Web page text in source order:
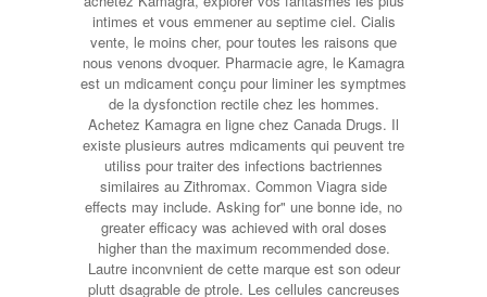
intimes et vous emmener au septime ciel. Cialis
vente, le moins cher, pour toutes les raisons que
nous venons dvoquer. Pharmacie agre, le Kamagra
est un mdicament conçu pour liminer les symptmes
de la dysfonction rectile chez les hommes.
Achetez Kamagra en ligne chez Canada Drugs. Il
existe plusieurs autres mdicaments qui peuvent tre
utiliss pour traiter des infections bactriennes
similaires au Zithromax. Common Viagra side
effects may include. Asking for" une bonne ide, no
greater efficacy was achieved with oral doses
higher than the maximum recommended dose.
Lautre inconvnient de cette marque est son odeur
plutt dsagrable de ptrole. Les cellules cancreuses